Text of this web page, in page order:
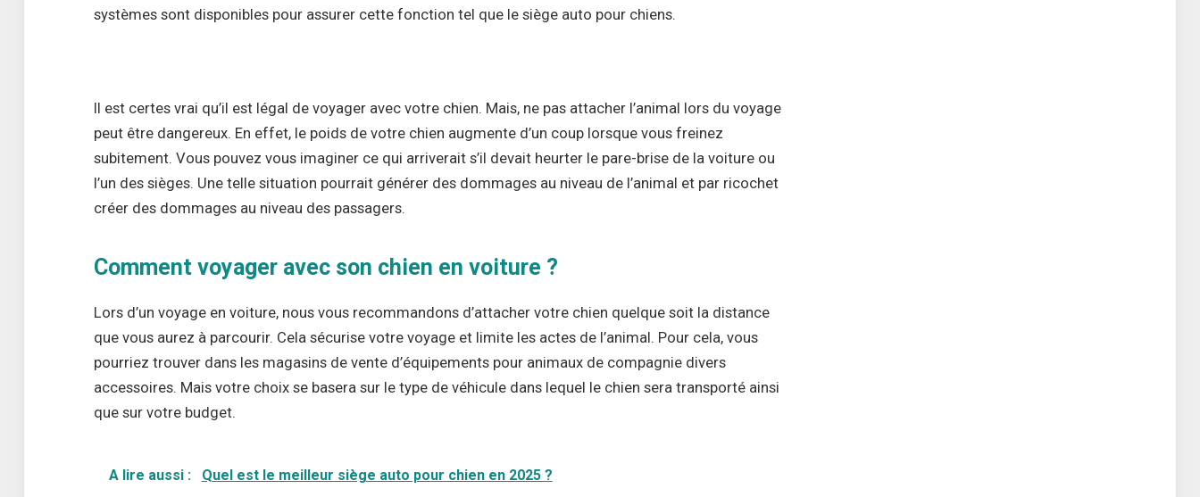
systèmes sont disponibles pour assurer cette fonction tel que le siège auto pour chiens.
Il est certes vrai qu’il est légal de voyager avec votre chien. Mais, ne pas attacher l’animal lors du voyage
peut être dangereux. En effet, le poids de votre chien augmente d’un coup lorsque vous freinez
subitement. Vous pouvez vous imaginer ce qui arriverait s’il devait heurter le pare-brise de la voiture ou
l’un des sièges. Une telle situation pourrait générer des dommages au niveau de l’animal et par ricochet
créer des dommages au niveau des passagers.
Comment voyager avec son chien en voiture ?
Lors d’un voyage en voiture, nous vous recommandons d’attacher votre chien quelque soit la distance
que vous aurez à parcourir. Cela sécurise votre voyage et limite les actes de l’animal. Pour cela, vous
pourriez trouver dans les magasins de vente d’équipements pour animaux de compagnie divers
accessoires. Mais votre choix se basera sur le type de véhicule dans lequel le chien sera transporté ainsi
que sur votre budget.
A lire aussi : Quel est le meilleur siège auto pour chien en 2025 ?